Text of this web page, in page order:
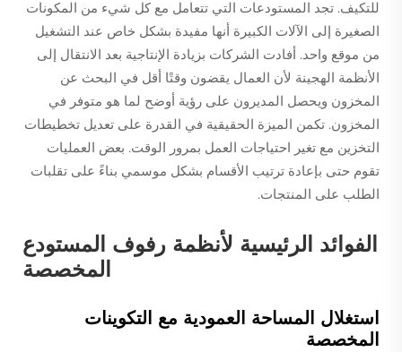
للتكيف. تجد المستودعات التي تتعامل مع كل شيء من المكونات
الصغيرة إلى الآلات الكبيرة أنها مفيدة بشكل خاص عند التشغيل
من موقع واحد. أفادت الشركات بزيادة الإنتاجية بعد الانتقال إلى
الأنظمة الهجينة لأن العمال يقضون وقتًا أقل في البحث عن
المخزون ويحصل المديرون على رؤية أوضح لما هو متوفر في
المخزون. تكمن الميزة الحقيقية في القدرة على تعديل تخطيطات
التخزين مع تغير احتياجات العمل بمرور الوقت. بعض العمليات
تقوم حتى بإعادة ترتيب الأقسام بشكل موسمي بناءً على تقلبات
الطلب على المنتجات.
الفوائد الرئيسية لأنظمة رفوف المستودع
المخصصة
استغلال المساحة العمودية مع التكوينات
المخصصة